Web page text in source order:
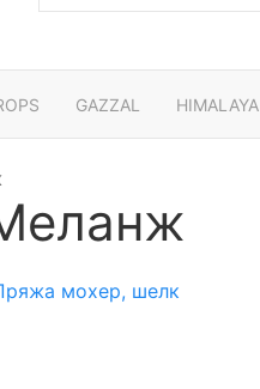
GAZZAL HIMALAYA
мохер, шелк